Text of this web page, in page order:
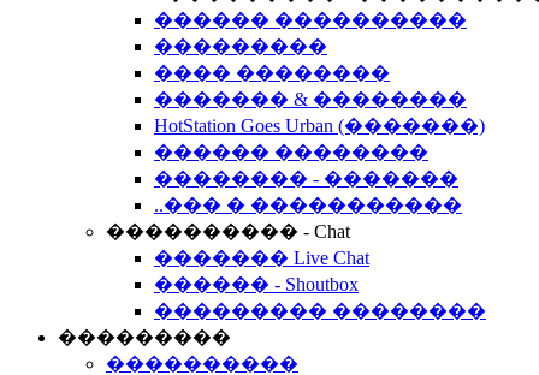
������ ����������
���������
���� ��������
������� & ��������
HotStation Goes Urban (�������)
������ ��������
�������� - �������
..��� � �����������
���������� - Chat
������� Live Chat
������ - Shoutbox
��������� ��������
���������
����������